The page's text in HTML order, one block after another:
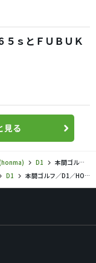
５ｓとＦＵＢＵＫ
見る
D1
本間ゴルフ／D1／HONMA D1ボール（2022）の口コミ評価
D1 本間ゴルフ／D1／HONMA D1ボール（2022）の口コミ評価